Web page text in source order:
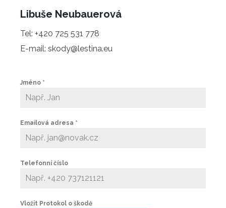
Libuše Neubauerová
Tel: +420 725 531 778
E-mail: skody@lestina.eu
Jméno *
Emailová adresa *
Telefonní číslo
Vložit Protokol o škodě